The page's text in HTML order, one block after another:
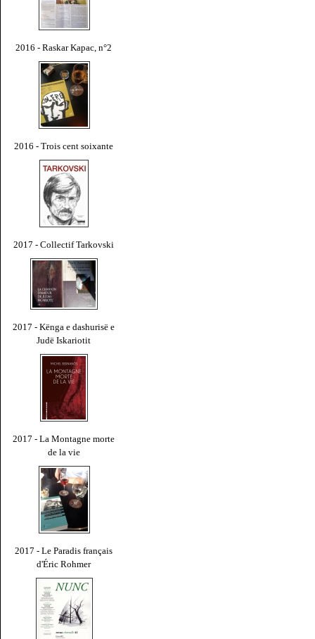
2016 - Raskar Kapac, n°2
2016 - Trois cent soixante
2017 - Collectif Tarkovski
2017 - Kënga e dashurisë e
Judë Iskariotit
2017 - La Montagne morte
de la vie
2017 - Le Paradis français
d'Éric Rohmer